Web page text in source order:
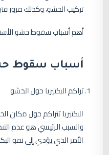
تركيب الحشو، وكذلك مرور
أهم أسباب سقوط حشو
أسباب سقوط
تراكم البكتيريا حول الحشو
البكتيريا تتراكم حول
والسبب الرئيسي هو عدم
الأمر الذي يؤدي إلى نمو